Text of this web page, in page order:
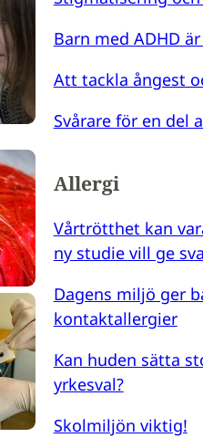
Barn med ADHD
Att tackla ångest
Svårare för en del
Allergi
Vårtrötthet kan
ny studie vill ge
Dagens miljö ger
kontaktallergier
Kan huden sätta
yrkesval?
Skolmiljön viktig!